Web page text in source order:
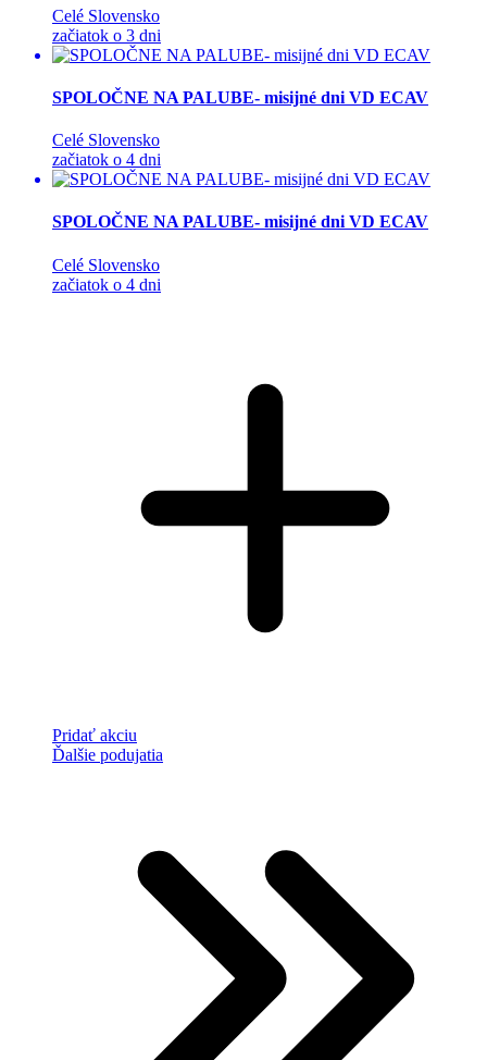
Celé Slovensko
začiatok o 3 dni
SPOLOČNE NA PALUBE- misijné dni VD ECAV
Celé Slovensko
začiatok o 4 dni
SPOLOČNE NA PALUBE- misijné dni VD ECAV
Celé Slovensko
začiatok o 4 dni
Pridať akciu
Ďalšie podujatia